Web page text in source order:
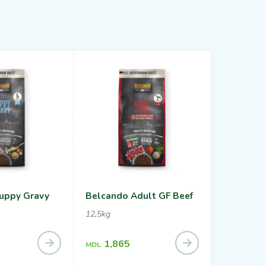
Gravy Belcando Adult GF Beef
12,5kg
MDL 1,865